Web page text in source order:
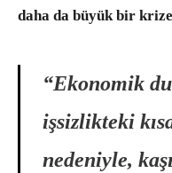
daha da büyük bir
“Ekonomik
işsizlikteki
nedeniyle,